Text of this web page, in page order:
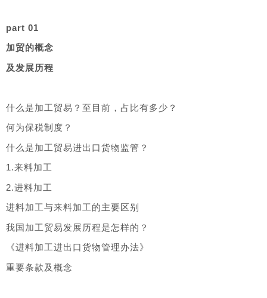
part 01
加贸的概念
及发展历程
什么是加工贸易？至目前，占比有多少？
何为保税制度？
什么是加工贸易进出口货物监管？
1.来料加工
2.进料加工
进料加工与来料加工的主要区别
我国加工贸易发展历程是怎样的？
《进料加工进出口货物管理办法》
重要条款及概念